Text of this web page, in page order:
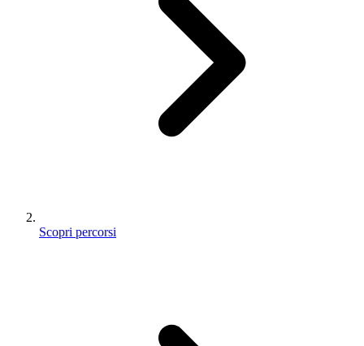
Scopri percorsi